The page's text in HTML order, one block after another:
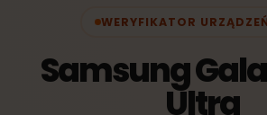
WERYFIKATOR
Samsung
Ultra